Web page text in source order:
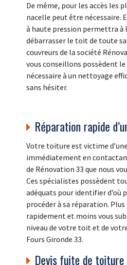
De même, pour les accès les
nacelle peut être nécessaire.
à haute pression permettra à
débarrasser le toit de toute sa
couvreurs de la société
vous conseillons possèdent
nécessaire à un nettoyage
sans hésiter.
Réparation rapide
Votre toiture est victime
immédiatement en
de Rénovation 33 que nous
Ces spécialistes possèdent
adéquats pour identifier d’où
procéder à sa réparation.
rapidement et moins vous
niveau de votre toit et de
Fours Gironde 33.
Devis fuite de toiture